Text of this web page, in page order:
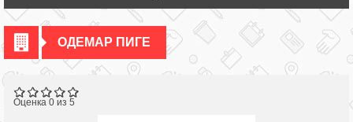
ОДЕМАР ПИГЕ
Оценка 0 из 5